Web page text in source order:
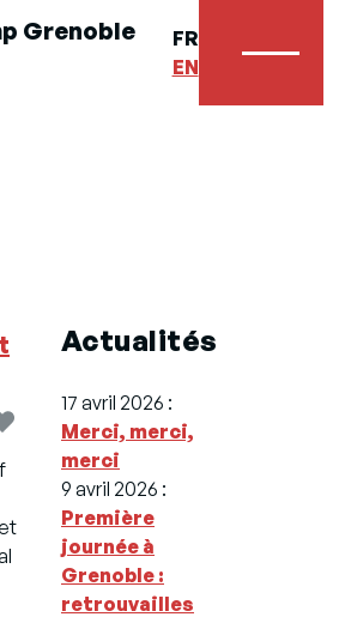
Grenoble
FR
EN
Actualités
17 avril 2026 :
Merci, merci,
merci
9 avril 2026 :
Première
journée à
Grenoble :
retrouvailles